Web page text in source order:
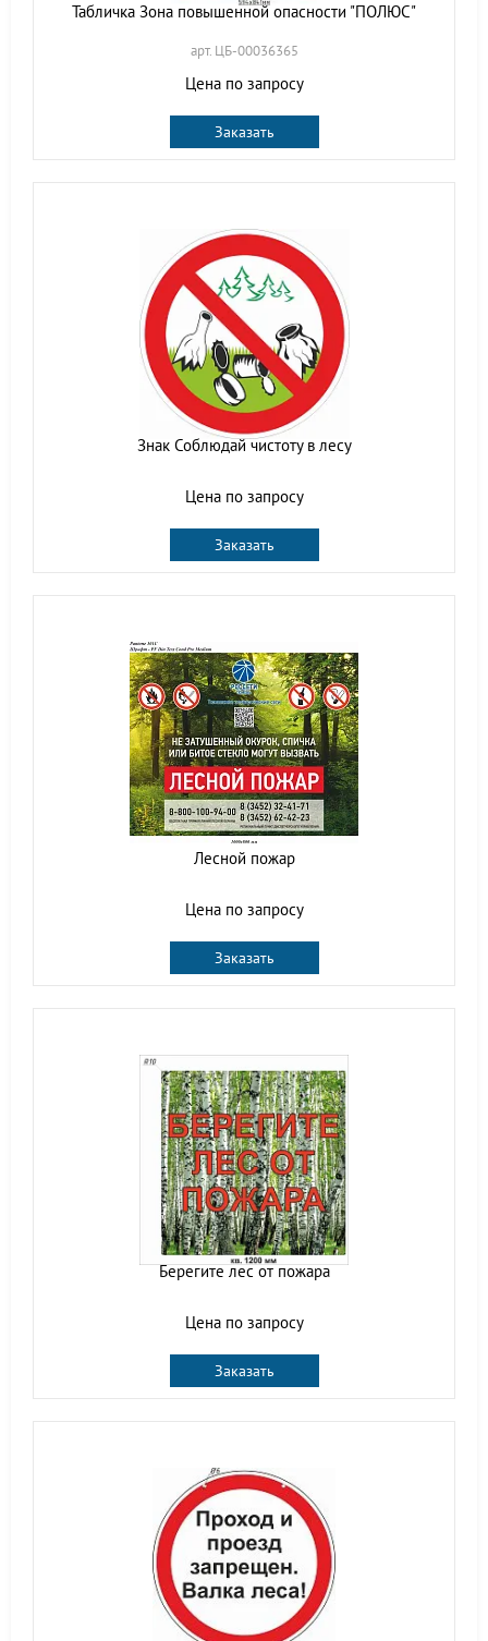
Табличка Зона повышенной опасности "ПОЛЮС"
арт. ЦБ-00036365
Цена по запросу
Заказать
Знак Соблюдай чистоту в лесу
Цена по запросу
Заказать
Лесной пожар
Цена по запросу
Заказать
Берегите лес от пожара
Цена по запросу
Заказать